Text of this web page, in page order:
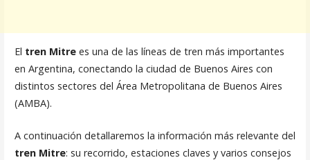
El tren Mitrees una de las líneas de tren más importantes
en Argentina, conectando la ciudad de Buenos Aires con
distintos sectores del Área Metropolitana de Buenos Aires
(AMBA).
A continuación detallaremos la información más relevante del
tren Mitre: su recorrido, estaciones claves y varios consejos